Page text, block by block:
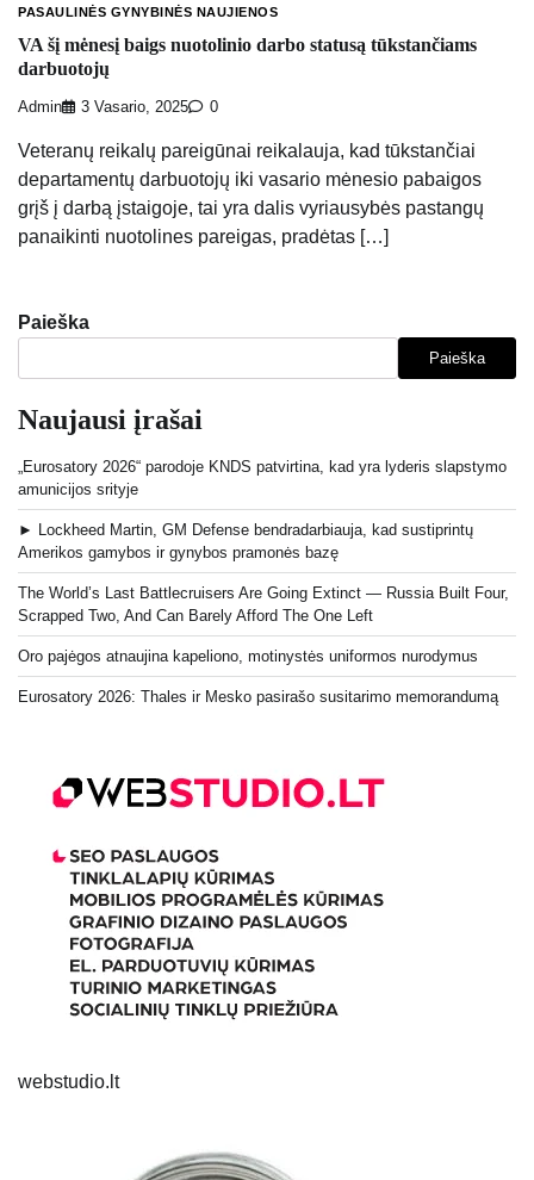
PASAULINĖS GYNYBINĖS NAUJIENOS
VA šį mėnesį baigs nuotolinio darbo statusą tūkstančiams
darbuotojų
Admin 3 Vasario, 2025 0
Veteranų reikalų pareigūnai reikalauja, kad tūkstančiai
departamentų darbuotojų iki vasario mėnesio pabaigos
grįš į darbą įstaigoje, tai yra dalis vyriausybės pastangų
panaikinti nuotolines pareigas, pradėtas […]
Paieška
Paieška
Naujausi įrašai
„Eurosatory 2026“ parodoje KNDS patvirtina, kad yra lyderis slapstymo
amunicijos srityje
► Lockheed Martin, GM Defense bendradarbiauja, kad sustiprintų
Amerikos gamybos ir gynybos pramonės bazę
The World’s Last Battlecruisers Are Going Extinct — Russia Built Four,
Scrapped Two, And Can Barely Afford The One Left
Oro pajėgos atnaujina kapeliono, motinystės uniformos nurodymus
Eurosatory 2026: Thales ir Mesko pasirašo susitarimo memorandumą
webstudio.lt